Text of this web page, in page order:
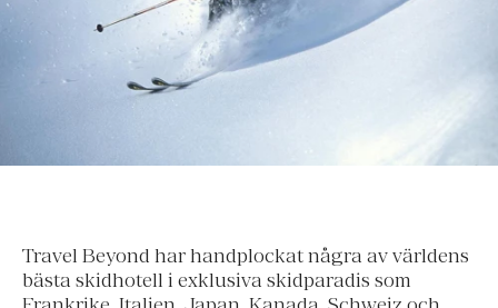
Travel Beyond har handplockat några av världens
bästa skidhotell i exklusiva skidparadis som